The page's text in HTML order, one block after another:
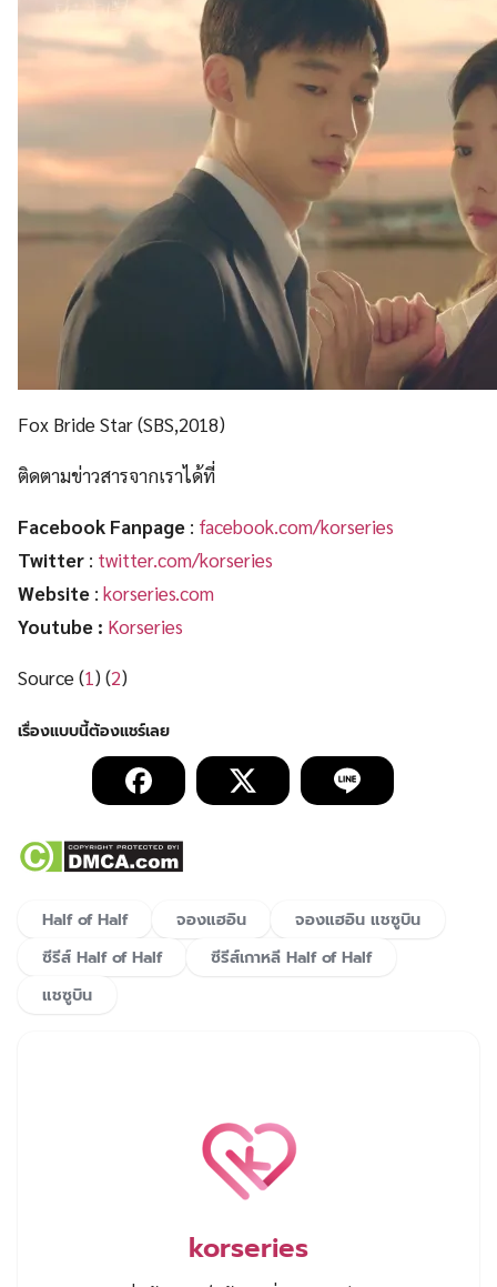
Fox Bride Star (SBS,2018)
ติดตามข่าวสารจากเราได้ที่
Facebook Fanpage : facebook.com/korseries
Twitter : twitter.com/korseries
Website : korseries.com
Youtube : Korseries
Source (1) (2)
Half of Half จองแฮอิน
จองแฮอิน แชซูบิน
ซีรีส์ Half of Half
ซีรีส์เกาหลี Half of Half
แชซูบิน
korseries